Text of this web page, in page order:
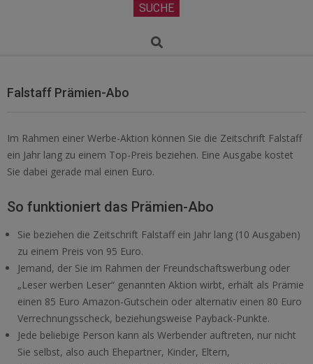
SUCHE
Search
Falstaff Prämien-Abo
Im Rahmen einer Werbe-Aktion können Sie die Zeitschrift Falstaff
ein Jahr lang zu einem Top-Preis beziehen. Eine Ausgabe kostet
Sie dabei gerade mal einen Euro.
So funktioniert das Prämien-Abo
Sie beziehen die Zeitschrift Falstaff ein Jahr lang (10 Ausgaben)
zu einem Preis von 95 Euro.
Jemand, der Sie im Rahmen der Freundschaftswerbung oder
„Leser werben Leser“ genannten Aktion wirbt, erhält als Prämie
einen 85 Euro Amazon-Gutschein oder alternativ einen 80 Euro
Verrechnungsscheck, beziehungsweise Payback-Punkte.
Jede beliebige Person kann als Werbender auftreten, nur nicht
Sie selbst, also auch Ehepartner, Kinder, Eltern,